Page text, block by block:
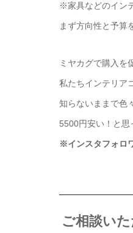
※家具などのイン
まず方向性と予算
ミヤカグで購入を
私たちインテリア
知らないままで色
5500円安い！と思
※インスタフォロ
ご相談い